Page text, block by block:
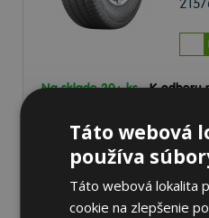
Na sklade 20+ ks-K odberu
158,64 €
Táto webová
používa
Táto webová lokalita
cookie na zlepšenie